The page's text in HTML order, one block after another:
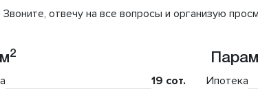
отвечу на все вопросы и организую
2
19 сот.
Ипотека